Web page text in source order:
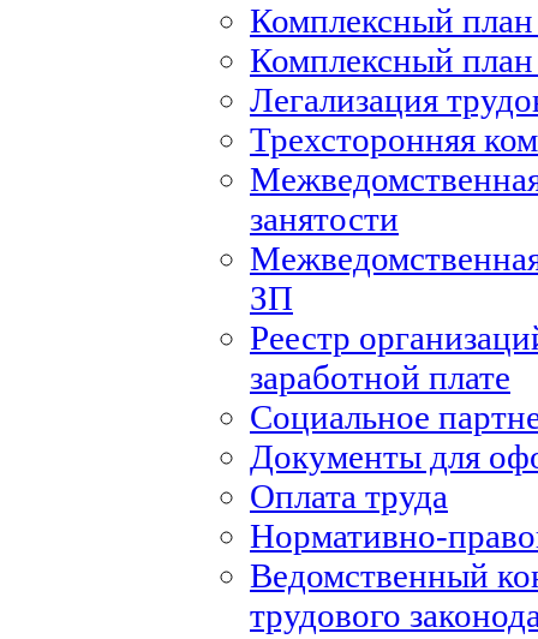
Комплексный
Комплексный
Легализация
Трехсторонняя
занятости
ЗП
Реестр
заработной плате
Социальное
Документы для
Оплата труда
Нормативно-
Ведомственный
трудового